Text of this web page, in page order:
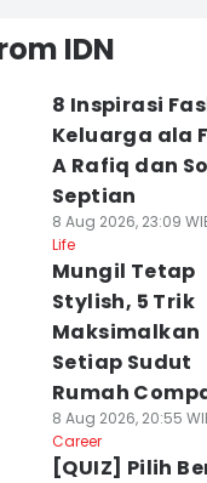
IDN
8 Inspirasi
Keluarga ala
A Rafiq dan
Septian
8 Aug 2026, 23:09
Life
Mungil Tetap
Stylish, 5 Trik
Maksimalkan
Setiap Sudut
Rumah
8 Aug 2026, 20:55
Career
[QUIZ] Pilih